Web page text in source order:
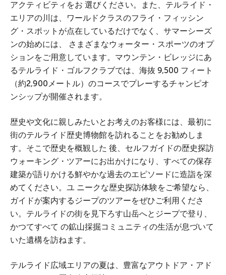
アクティビティをお 選びください。また、テルライド・
エリアの川は、ワールドクラスのフライ・フィッシン
グ・スポットが点在しているだけでなく、サマーシーズ
ンの始めには、 さまざまなウォーター・スポーツのオプ
ションをご用意しています。マウンテン・ビレッジにあ
るテルライド・ゴルフクラブでは、海抜 9,500 フィート
（約2,900メートル）のコースでプレーするチャンピオ
ンシップが開催されます。
歴史や文化に親しみたいとお考えのお客様には、最初に
街のテルライド歴史博物館を訪れることをお勧めしま
す。そこで歴史を概観した 後、セルフガイドの歴史探訪
ウォーキング・ツアーにお出かけになり、すべての保存
建築が語りかける鮮やかな過去のエピソードに造詣を深
めてください。ユ ニークな歴史探訪体験をご希望なら、
ガイドが案内するジープのツアーをぜひご利用くださ
い。テルライドの街を見下ろす山岳へとジープで登り、
かつてすべて の鉱山採掘コミュニティの生活が息づいて
いた遺構を訪ねます。
テルライド広域エリアの夏は、豊富なアウトドア・アド